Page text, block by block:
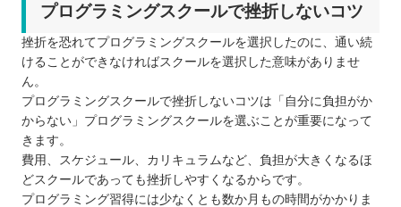
プログラミングスクールで挫折しないコツ
挫折を恐れてプログラミングスクールを選択したのに、通い続
けることができなければスクールを選択した意味がありませ
ん。
プログラミングスクールで挫折しないコツは「自分に負担がか
からない」プログラミングスクールを選ぶことが重要になって
きます。
費用、スケジュール、カリキュラムなど、負担が大きくなるほ
どスクールであっても挫折しやすくなるからです。
プログラミング習得には少なくとも数か月もの時間がかかりま